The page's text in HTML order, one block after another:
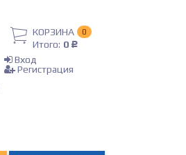
КОРЗИНА 0
Итого: 0 Р
Вход
Регистрация